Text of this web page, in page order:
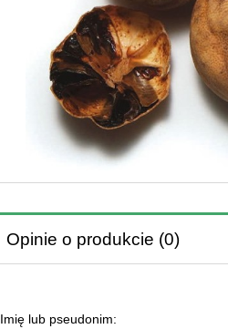
Opinie o produkcie (0)
Imię lub pseudonim: